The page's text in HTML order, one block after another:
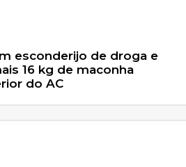
esconderijo de droga e
16 kg de maconha
do AC